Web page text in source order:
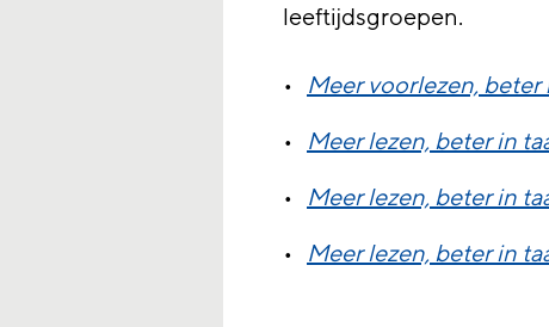
leeftijdsgroepen.
Meer voorlezen, beter
Meer lezen, beter in
Meer lezen, beter in
Meer lezen, beter in